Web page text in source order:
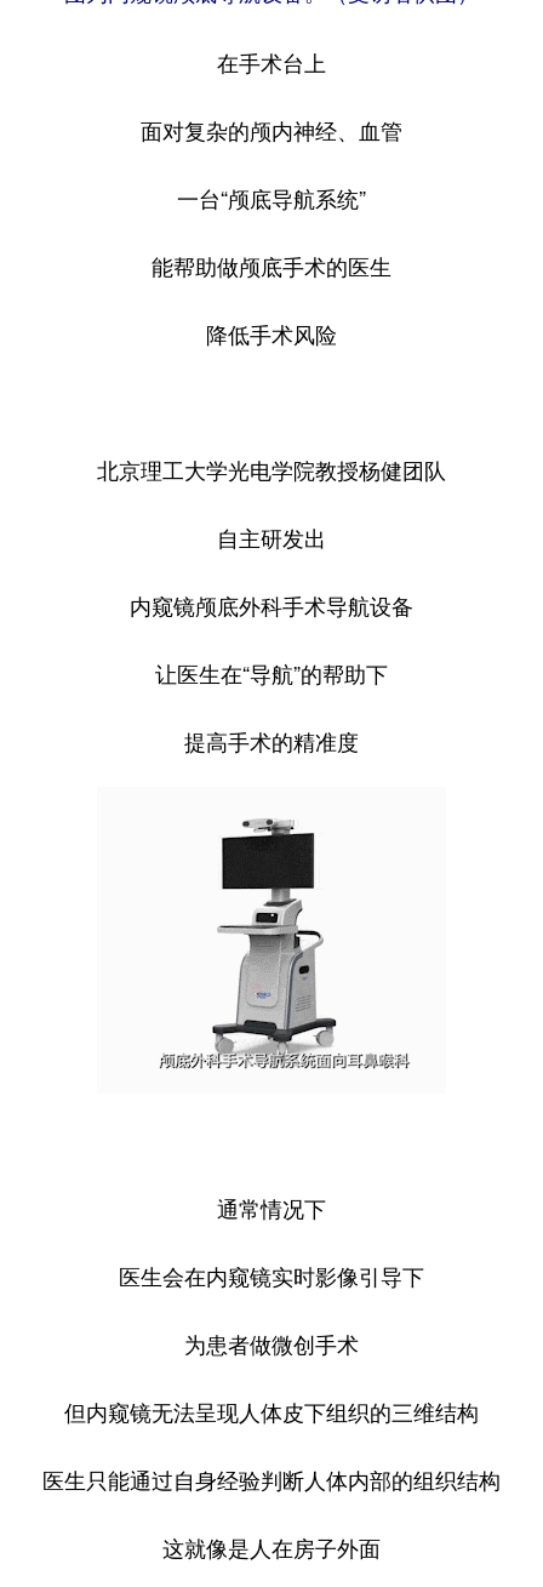
在手术台上
面对复杂的颅内神经、血管
一台“颅底导航系统”
能帮助做颅底手术的医生
降低手术风险
北京理工大学光电学院教授杨健团队
自主研发出
内窥镜颅底外科手术导航设备
让医生在“导航”的帮助下
提高手术的精准度
通常情况下
医生会在内窥镜实时影像引导下
为患者做微创手术
但内窥镜无法呈现人体皮下组织的三维结构
医生只能通过自身经验判断人体内部的组织结构
这就像是人在房子外面